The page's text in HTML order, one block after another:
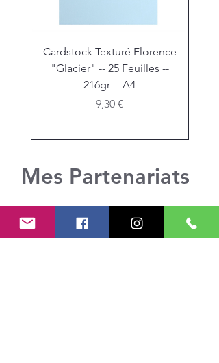
Cardstock Texturé Florence
"Glacier" -- 25 Feuilles --
216gr -- A4
Prix
9,30 €
Mes Partenariats